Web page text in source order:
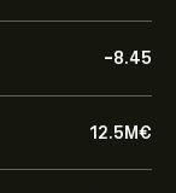
-8.45
12.5M‎€‎